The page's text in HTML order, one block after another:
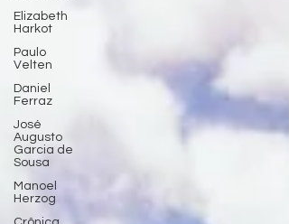
Elizabeth
Harkot
Paulo
Velten
Daniel
Ferraz
José
Augusto
Garcia de
Sousa
Manoel
Herzog